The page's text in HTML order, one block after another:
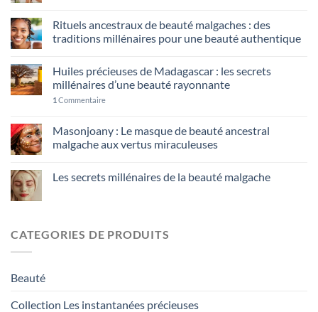
Rituels ancestraux de beauté malgaches : des
traditions millénaires pour une beauté authentique
Huiles précieuses de Madagascar : les secrets
millénaires d’une beauté rayonnante
1 Commentaire
Masonjoany : Le masque de beauté ancestral
malgache aux vertus miraculeuses
Les secrets millénaires de la beauté malgache
CATEGORIES DE PRODUITS
Beauté
Collection Les instantanées précieuses